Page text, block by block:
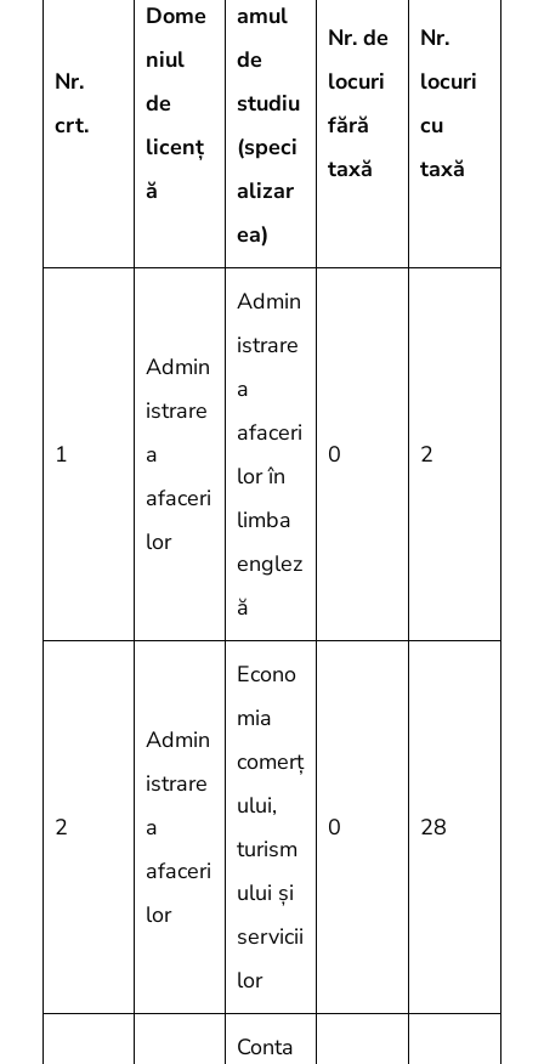
Nr.
crt.
Dome
niul
de
licenț
ă
amul
de
studiu
(speci
alizar
ea)
Nr. de
locuri
fără
taxă
Nr.
locuri
cu
taxă
1
Admin
istrare
a
afaceri
lor
Admin
istrare
a
afaceri
lor în
limba
englez
ă
0 2
2
Admin
istrare
a
afaceri
lor
Econo
mia
comerț
ului,
turism
ului și
servicii
lor
0 28
Conta